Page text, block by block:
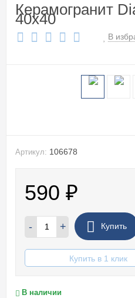
Керамогранит
40x40
В
Артикул: 106678
590 ₽
- + Купить
Купить в 1 клик
В наличии